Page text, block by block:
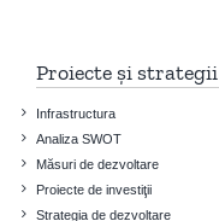
Proiecte și strategii
Infrastructura
Analiza SWOT
Măsuri de dezvoltare
Proiecte de investiţii
Strategia de dezvoltare